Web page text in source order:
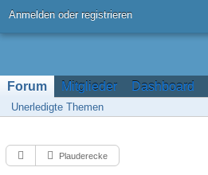
Anmelden oder registrieren
Forum Mitglieder Dashboard
Unerledigte Themen
Plauderecke